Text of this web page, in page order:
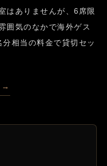
はありませんが、6席限
囲気のなかで海外ゲス
相当の料金で貸切セッ
→